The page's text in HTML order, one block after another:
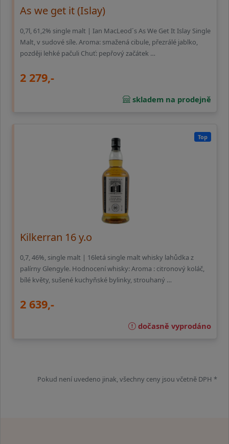
As we get it (Islay)
0,7l, 61,2% single malt | Ian MacLeod´s As We Get It Islay Single
Malt, v sudové síle. Aroma: smažená cibule, přezrálé jablko,
později lehké pačuli Chuť: pepřový začátek …
2 279,-
skladem na prodejně
Top
Kilkerran 16 y.o
0,7, 46%, single malt | 16letá single malt whisky lahůdka z
palírny Glengyle. Hodnocení whisky: Aroma : citronový koláč,
bílé květy, sušené kuchyňské bylinky, strouhaný …
2 639,-
dočasně vyprodáno
Pokud není uvedeno jinak, všechny ceny jsou včetně DPH *